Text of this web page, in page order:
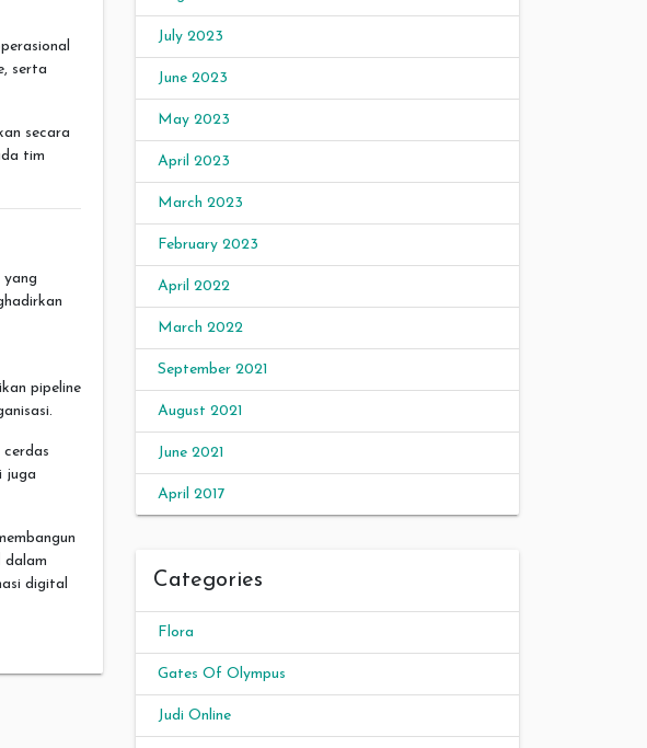
serta
secara
tim
yang
pipeline
cerdas
juga
dalam
digital
July 2023
June 2023
May 2023
April 2023
March 2023
February 2023
April 2022
March 2022
September 2021
August 2021
June 2021
April 2017
Categories
Flora
Gates Of Olympus
Judi Online